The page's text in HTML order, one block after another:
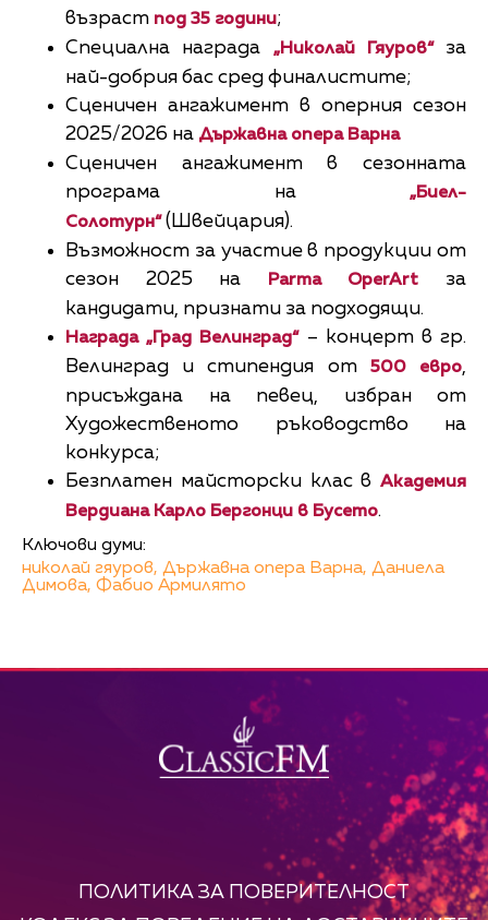
възраст под 35 години;
Специална награда „Николай Гяуров“за
най-добрия бас сред финалистите;
Сценичен ангажимент в оперния сезон
2025/2026 на Държавна опера Варна
Сценичен ангажимент в сезонната
програма на „Биел-
Солотурн“(Швейцария).
Възможност за участие в продукции от
сезон 2025 на
Parma OperArt за
кандидати, признати за подходящи.
Награда „Град Велинград“– концерт в гр.
Велинград и стипендия от 500 евро,
присъждана на певец, избран от
Художественото ръководство на
конкурса;
Безплатен майсторски клас в Академия
Вердиана Карло Бергонци в Бусето.
Ключови думи:
николай гяуров, Държавна опера Варна, Даниела
Димова, Фабио Армилято
ПОЛИТИКА ЗА ПОВЕРИТЕЛНОСТ